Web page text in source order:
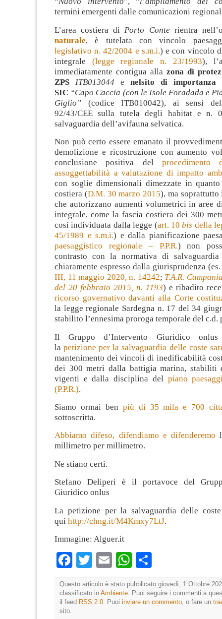
termini emergenti dalle comunicazioni
L’area costiera di Porto Conte rientra
naturale, è tutelata con vincolo
legislativo n. 42/2004 e s.m.i.) e con vincolo
integrale (legge regionale n. 23/1993),
immediatamente contigua alla zona di
ZPS ITB013044 e nelsito di importanza
SIC “Capo Caccia (con le Isole Foradada e
Giglio” (codice ITB010042), ai sensi
92/43/CEE sulla tutela degli habitat e n.
salvaguardia dell’avifauna selvatica.
Non può certo essere emanato il
demolizione e ricostruzione con aumento
conclusione positiva del
assoggettabilità a valutazione di impatto
con soglie dimensionali dimezzate in
costiera (D.M. 30 marzo 2015), ma
che autorizzano aumenti volumetrici in aree
integrale, come la fascia costiera dei 300
così individuata dalla legge (art. 10bis della
45/1989 e s.m.i.) e dalla pianificazione
paesaggistico regionale – P.P.R.) non
contrasto con la normativa di salvaguardia
chiaramente espresso dalla giurisprudenza
III, 11 maggio 2020, n. 14242; T.A.R.
del 20 febbraio 2015, n. 1193) e ribadito
ricorso governativo davanti alla Corte
la legge regionale Sardegna n. 17 del 34
stabilito l’ennesima proroga temporale del c.d.
Il Gruppo d’Intervento Giuridico onlus
lapetizione per la salvaguardia delle coste
mantenimento dei vincoli di inedificabilità
dei 300 metri dalla battigia marina, stabiliti
vigenti e dalla disciplina del piano
(P.P.R.).
Siamo ormai ben più di 35 mila e 700
sottoscritta.
Abbiamo difeso, difendiamo e difenderemo
millimetro per millimetro.
Ne stiano certi.
Stefano Deliperi è il portavoce del
Giuridico onlus
La petizione per la salvaguardia delle
qui http://chng.it/M4Kmxy7LtJ.
Immagine: Alguer.it
Facebook
TwitterEmailWhatsApp
Questo articolo è stato pubblicato giovedì, 1 Ottobre
classificato in Ambiente. Puoi seguire i commenti a
il feed RSS 2.0. Puoi inviare un commento, o fare un
sito.